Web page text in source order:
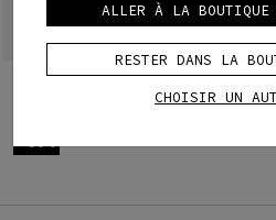
ELEMENTO MIPS CASQUE DE
-30%
ALLER À LA BOUTIQUE
RESTER DANS LA
CHOISIR UN